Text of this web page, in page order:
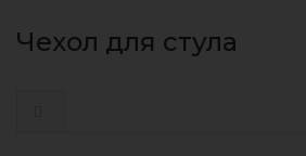
Чехол для стула